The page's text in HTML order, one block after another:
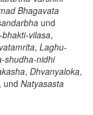
Bhagavata
und
bhakti-vilasa,
, Laghu-
shudha-nidhi
, Dhvanyaloka,
, und Natyasasta